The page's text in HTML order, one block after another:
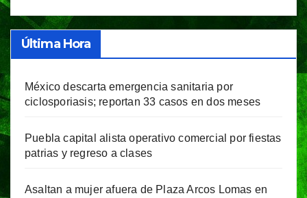
Última Hora
México descarta emergencia sanitaria por
ciclosporiasis; reportan 33 casos en dos meses
Puebla capital alista operativo comercial por fiestas
patrias y regreso a clases
Asaltan a mujer afuera de Plaza Arcos Lomas en